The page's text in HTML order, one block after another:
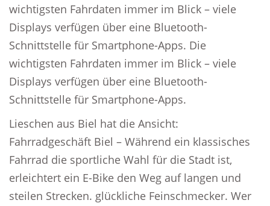
wichtigsten Fahrdaten immer im Blick – viele
Displays verfügen über eine Bluetooth-
Schnittstelle für Smartphone-Apps. Die
wichtigsten Fahrdaten immer im Blick – viele
Displays verfügen über eine Bluetooth-
Schnittstelle für Smartphone-Apps.
Lieschen aus Biel hat die Ansicht:
Fahrradgeschäft Biel – Während ein klassisches
Fahrrad die sportliche Wahl für die Stadt ist,
erleichtert ein E-Bike den Weg auf langen und
steilen Strecken. glückliche Feinschmecker. Wer